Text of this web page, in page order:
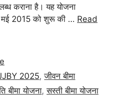
कराना है। यह योजना
9 मई 2015 को शुरू की … Read
2025,जीवन बीमा
बीमा योजना,सस्ती बीमा योजना